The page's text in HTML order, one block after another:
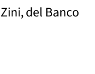
del Banco